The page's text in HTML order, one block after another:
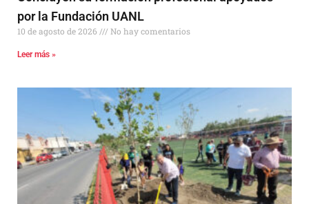
por la Fundación UANL
10 de agosto de 2026 No hay comentarios
Leer más »